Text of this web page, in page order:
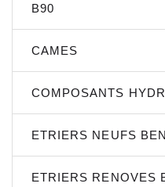
B90
CAMES
COMPOSANTS
ETRIERS NEUFS
ETRIERS RENOVES